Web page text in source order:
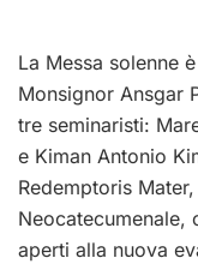
La Messa solenne
Monsignor Ansgar
tre seminaristi:
e Kiman Antonio
Redemptoris
Neocatecumenale,
aperti alla nuova